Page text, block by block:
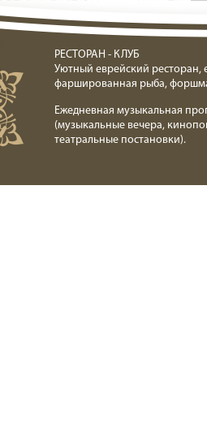
РЕСТОРАН - КЛУБ
Уютный еврейский ресторан,
фаршированная рыба,
Ежедневная музыкальная
(музыкальные вечера,
театральные постановки).